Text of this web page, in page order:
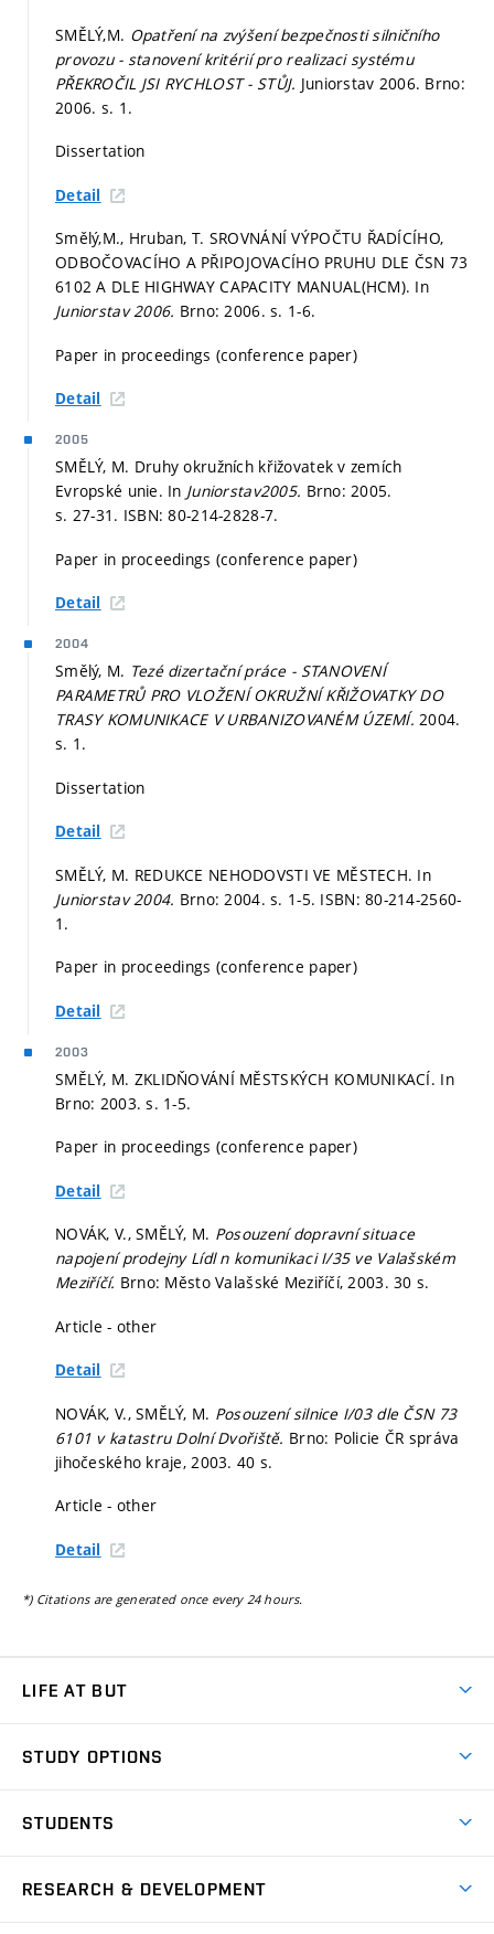
SMĚLÝ,M. Opatření na zvýšení bezpečnosti silničního
provozu - stanovení kritérií pro realizaci systému
PŘEKROČIL JSI RYCHLOST - STŮJ. Juniorstav 2006. Brno:
2006. s. 1.
Dissertation
Detail
Smělý,M., Hruban, T. SROVNÁNÍ VÝPOČTU ŘADÍCÍHO,
ODBOČOVACÍHO A PŘIPOJOVACÍHO PRUHU DLE ČSN 73
6102 A DLE HIGHWAY CAPACITY MANUAL(HCM). In
Juniorstav 2006. Brno: 2006.s. 1-6.
Paper in proceedings (conference paper)
Detail
2005
SMĚLÝ, M. Druhy okružních křižovatek v zemích
Evropské unie. In Juniorstav2005. Brno: 2005.
s. 27-31. ISBN: 80-214-2828-7.
Paper in proceedings (conference paper)
Detail
2004
Smělý, M. Tezé dizertační práce - STANOVENÍ
PARAMETRŮ PRO VLOŽENÍ OKRUŽNÍ KŘIŽOVATKY DO
TRASY KOMUNIKACE V URBANIZOVANÉM ÚZEMÍ.2004.
s. 1.
Dissertation
Detail
SMĚLÝ, M. REDUKCE NEHODOVSTI VE MĚSTECH. In
Juniorstav 2004. Brno: 2004.s. 1-5. ISBN: 80-214-2560-
1.
Paper in proceedings (conference paper)
Detail
2003
SMĚLÝ, M. ZKLIDŇOVÁNÍ MĚSTSKÝCH KOMUNIKACÍ. In
Brno: 2003.s. 1-5.
Paper in proceedings (conference paper)
Detail
NOVÁK, V., SMĚLÝ, M. Posouzení dopravní situace
napojení prodejny Lídl n komunikaci I/35 ve Valašském
Meziříčí. Brno: Město Valašské Meziříčí, 2003. 30 s.
Article - other
Detail
NOVÁK, V., SMĚLÝ, M. Posouzení silnice I/03 dle ČSN 73
6101 v katastru Dolní Dvořiště. Brno: Policie ČR správa
jihočeského kraje, 2003. 40 s.
Article - other
Detail
*) Citations are generated once every 24 hours.
LIFE AT BUT
Dormitories
Sport
STUDY OPTIONS
Degree studies in English
STUDENTS
RESEARCH & DEVELOPMENT